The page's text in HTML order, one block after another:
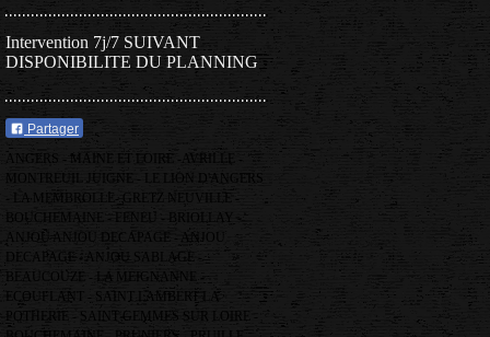
Intervention 7j/7 SUIVANT
DISPONIBILITE DU PLANNING
Partager
ANGERS - MAINE ET LOIRE -AVRILLE -
MONTREUIL JUIGNE - LE LION D'ANGERS
- LA MEMBROLLE- GRETZ NEUVILLE -
BOUCHEMAINE - FENEU - BRIOLLAY -
ANJOU ANJOU DECAPAGE - ANJOU
DECAPAGE - ANJOU SABLAGE -
BEAUCOUZE - LA MEIGNANNE -
ECOUFLANT - SAINT LAMBERT LA
POTHERIE - SAINT GEMMES SUR LOIRE -